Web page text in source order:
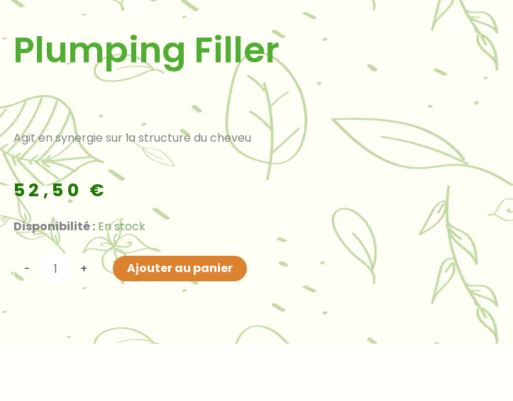
Plumping Filler
Agit en synergie sur la structure du cheveu
52,50 €
Disponibilité : En stock
-
quantité
de
Plumping
Filler
+ Ajouter au panier